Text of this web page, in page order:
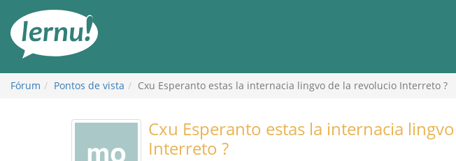
conteúdo
Fórum Pontos de vista Cxu Esperanto estas la internacia lingvo de la revolucio Interreto ?
Cxu Esperanto estas la internacia
Interreto ?